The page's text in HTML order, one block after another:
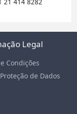
Legal
Condições
de Dados